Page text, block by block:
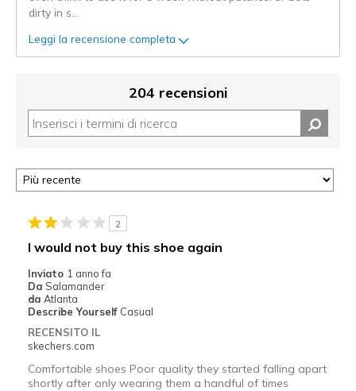
dirty in s
Leggi la recensione completa
204 recensioni
2
I would not buy this shoe again
Inviato 1 anno fa
Da Salamander
da Atlanta
Describe Yourself Casual
RECENSITO IL
skechers.com
Comfortable shoes Poor quality they started falling apart
shortly after only wearing them a handful of times